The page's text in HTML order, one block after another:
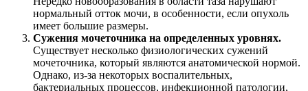
нормальный отток мочи, в особенности, если опухоль
имеет большие размеры.
Сужения мочеточника на определенных уровнях.
Существует несколько физиологических сужений
мочеточника, который являются анатомической нормой.
Однако, из-за некоторых воспалительных,
бактериальных процессов, инфекционной патологии,